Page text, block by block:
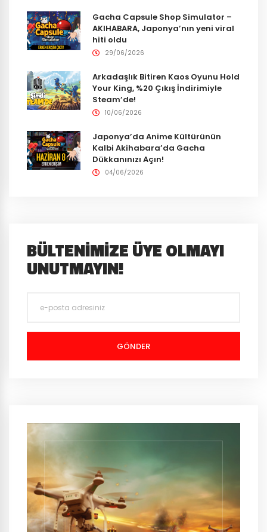
Gacha Capsule Shop Simulator –
AKIHABARA, Japonya’nın yeni viral
hiti oldu
29/06/2026
Arkadaşlık Bitiren Kaos Oyunu Hold
Your King, %20 Çıkış İndirimiyle
Steam’de!
10/06/2026
Japonya’da Anime Kültürünün
Kalbi Akihabara’da Gacha
Dükkanınızı Açın!
04/06/2026
BÜLTENIMIZE ÜYE OLMAYI
UNUTMAYIN!